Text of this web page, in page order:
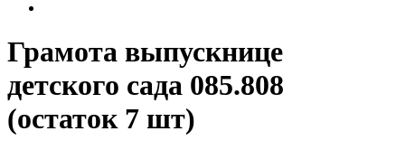
Грамота выпускнице
детского сада 085.808
(остаток 7 шт)